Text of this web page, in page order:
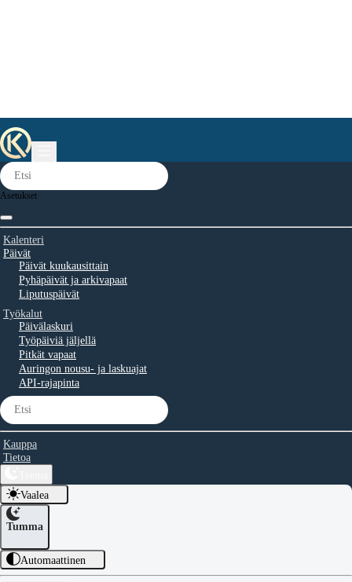
Asetukset
Kalenteri
Päivät
Päivät kuukausittain
Pyhäpäivät ja arkivapaat
Liputuspäivät
Työkalut
Päivälaskuri
Työpäiviä jäljellä
Pitkät vapaat
Auringon nousu- ja laskuajat
API-rajapinta
Kauppa
Tietoa
Vaalea
Tumma
Automaattinen